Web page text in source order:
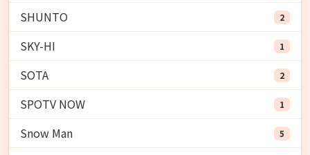
SHUNTO 2
SKY-HI 1
SOTA 2
SPOTV NOW 1
Snow Man 5